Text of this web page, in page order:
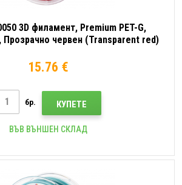
3D филамент, Premium PET-G,
Прозрачно червен (Transparent red)
15.76 €
бр. КУПЕТЕ
ВЪВ ВЪНШЕН СКЛАД